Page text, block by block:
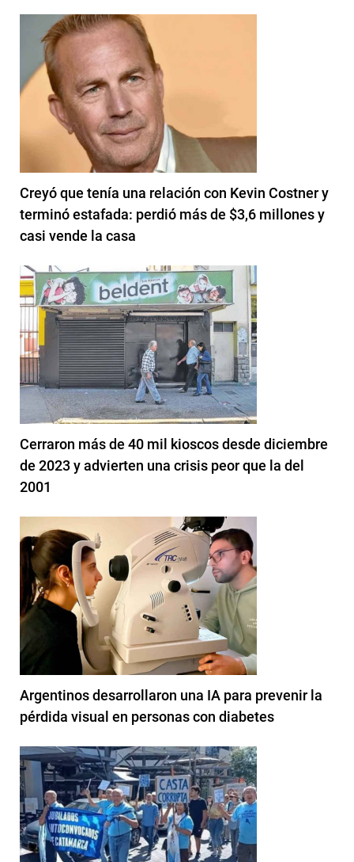
Creyó que tenía una relación con Kevin Costner y
terminó estafada: perdió más de $3,6 millones y
casi vende la casa
Cerraron más de 40 mil kioscos desde diciembre
de 2023 y advierten una crisis peor que la del
2001
Argentinos desarrollaron una IA para prevenir la
pérdida visual en personas con diabetes